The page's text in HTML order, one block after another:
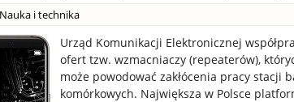
Nauka i technika
Urząd Komunikacji Elektronicznej
ofert tzw. wzmacniaczy (repeaterów),
może powodować zakłócenia pracy stacji
komórkowych. Największa w Polsce